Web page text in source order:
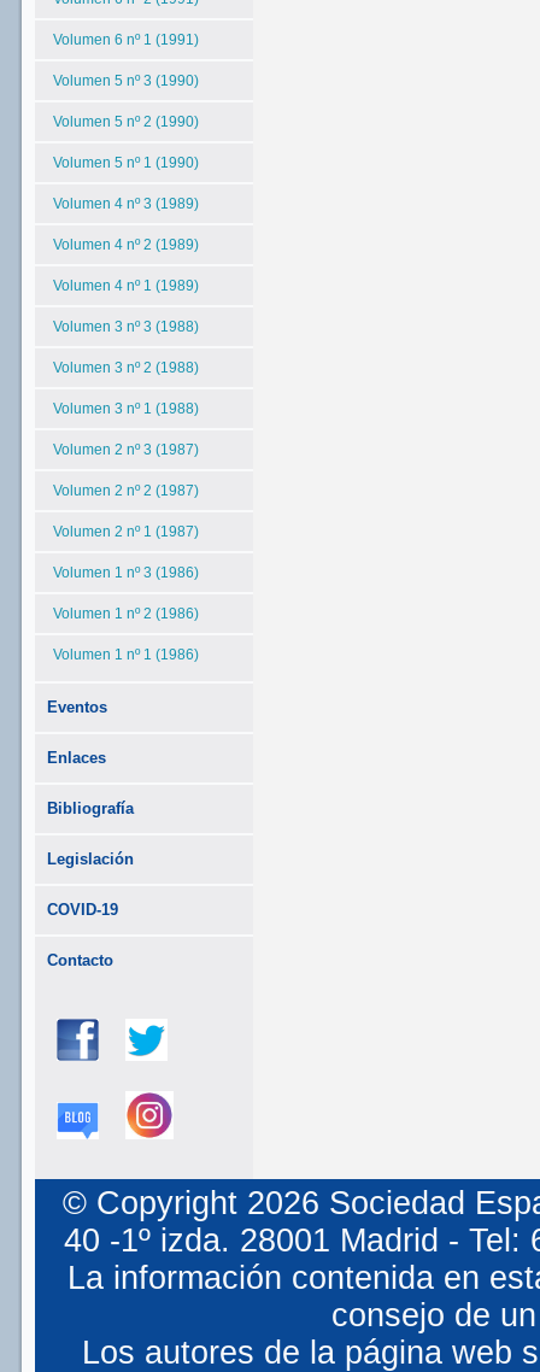
Volumen 6 nº 1 (1991)
Volumen 5 nº 3 (1990)
Volumen 5 nº 2 (1990)
Volumen 5 nº 1 (1990)
Volumen 4 nº 3 (1989)
Volumen 4 nº 2 (1989)
Volumen 4 nº 1 (1989)
Volumen 3 nº 3 (1988)
Volumen 3 nº 2 (1988)
Volumen 3 nº 1 (1988)
Volumen 2 nº 3 (1987)
Volumen 2 nº 2 (1987)
Volumen 2 nº 1 (1987)
Volumen 1 nº 3 (1986)
Volumen 1 nº 2 (1986)
Volumen 1 nº 1 (1986)
Eventos
Enlaces
Bibliografía
Legislación
COVID-19
Contacto
© Copyright 2026 Sociedad
40 -1º izda. 28001 Madrid -
La información contenida en
consejo de
Los autores de la página web